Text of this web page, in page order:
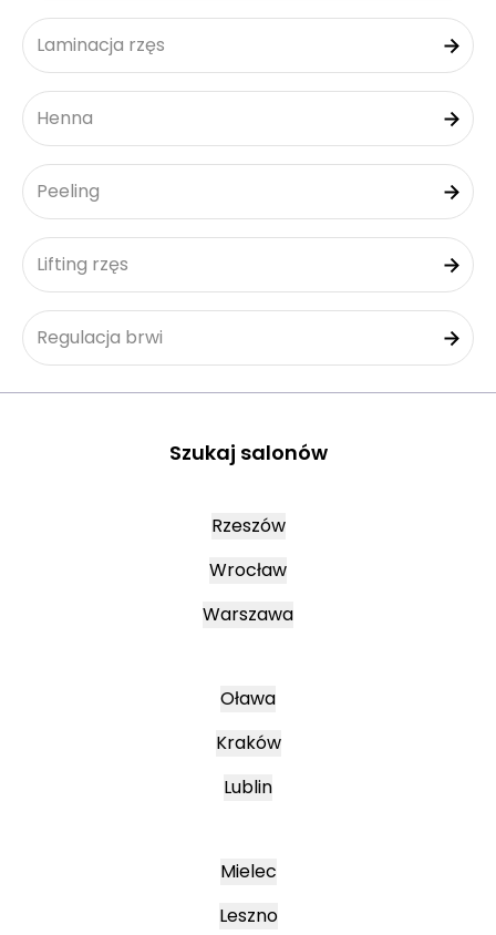
Laminacja rzęs
Henna
Peeling
Lifting rzęs
Regulacja brwi
Szukaj salonów
Rzeszów
Wrocław
Warszawa
Oława
Kraków
Lublin
Mielec
Leszno